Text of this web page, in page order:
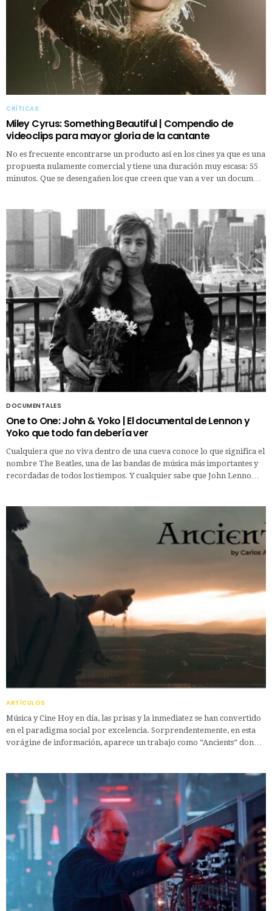
CRÍTICAS
Miley Cyrus: Something Beautiful | Compendio de
videoclips para mayor gloria de la cantante
No es frecuente encontrarse un producto así en los cines ya que es una
propuesta nulamente comercial y tiene una duración muy escasa: 55
minutos. Que se desengañen los que creen que van a ver un docum…
DOCUMENTALES
One to One: John & Yoko | El documental de Lennon y
Yoko que todo fan debería ver
Cualquiera que no viva dentro de una cueva conoce lo que significa el
nombre The Beatles, una de las bandas de música más importantes y
recordadas de todos los tiempos. Y cualquier sabe que John Lenno…
ARTÍCULOS
Música y Cine Hoy en día, las prisas y la inmediatez se han convertido
en el paradigma social por excelencia. Sorprendentemente, en esta
vorágine de información, aparece un trabajo como “Ancients” don…